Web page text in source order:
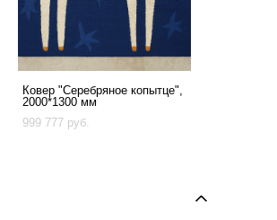
Ковер "Серебряное копытце",
2000*1300 мм
999 777 pуб.